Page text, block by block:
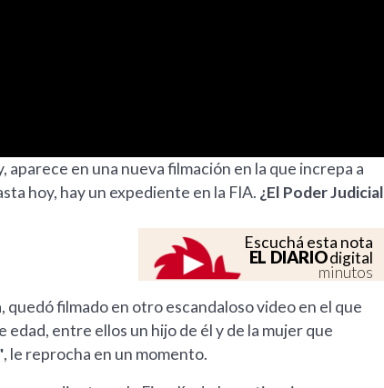
en una nueva filmación en la que increpa a
hoy, hay un expediente en la FIA. ¿El Poder Judicial
Escuchá esta nota
EL DIARIOdigital
minutos
filmado en otro escandaloso video en el que
entre ellos un hijo de él y de la mujer que
, le reprocha en un momento.